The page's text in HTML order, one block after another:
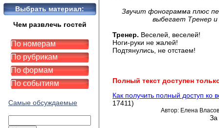
Выбрать материал:
Чем развлечь гостей
По номерам
По рубрикам
По формам
По событиям
Самые обсуждаемые
Звучит фонограмма плюс
выбегает Тренер
Тренер. Веселей, веселей!
Ноги-руки не жалей!
Подтянулись, не отстаем!
Полный текст доступен
Как получить полный доступ ко
17411)
Автор: Елена
За